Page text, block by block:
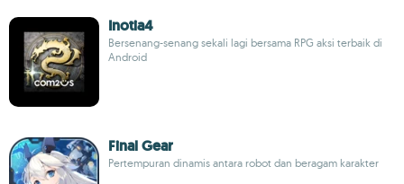
Inotia4
Bersenang-senang sekali lagi bersama RPG aksi terbaik di
Android
Final Gear
Pertempuran dinamis antara robot dan beragam karakter